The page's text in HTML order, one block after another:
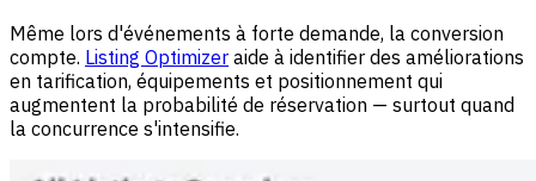
Même lors d'événements à forte demande, la conversion
compte. Listing Optimizer aide à identifier des améliorations
en tarification, équipements et positionnement qui
augmentent la probabilité de réservation — surtout quand
la concurrence s'intensifie.